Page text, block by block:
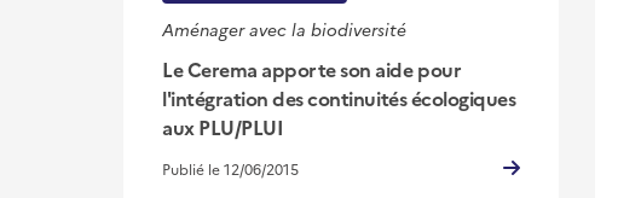
Aménager avec la biodiversité
Le Cerema apporte son aide pour
l'intégration des continuités écologiques
aux PLU/PLUI
Publié le 12/06/2015